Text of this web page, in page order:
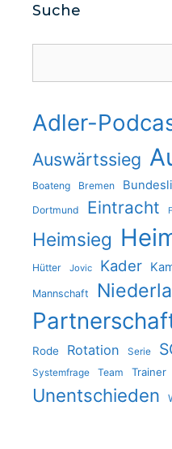
Suche
Adler-
Auswärtssieg
Boateng Bremen
Dortmund
Eintracht
Heimsieg
Hütter Jovic Kader
Mannschaft
Rode Rotation Serie
Systemfrage Team Trainer
Unentschieden